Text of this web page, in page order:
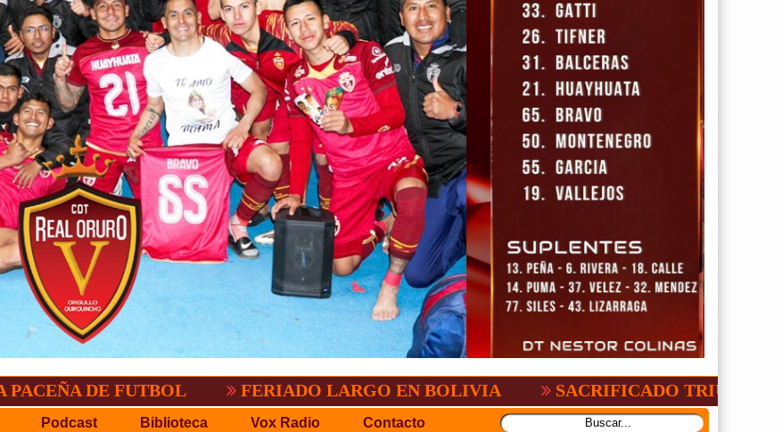
FERIADO LARGO EN BOLIVIA SACRIFICADO TRIUNFO DE BOLÍVAR ANTE ORIENTE
Podcast Biblioteca Vox Radio Contacto